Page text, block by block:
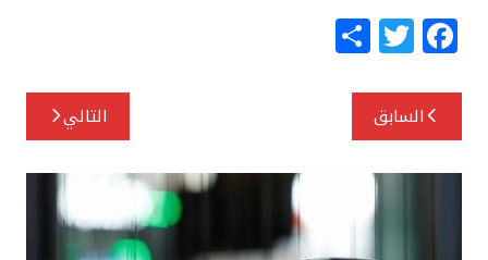
F
a
c
e
b
o
T
w
itt
e
r
S
h
تصفّح
المقالات
السابق التالي